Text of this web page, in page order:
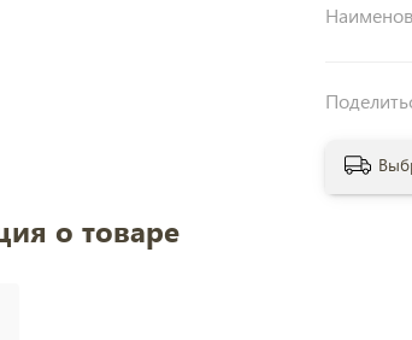
о товаре